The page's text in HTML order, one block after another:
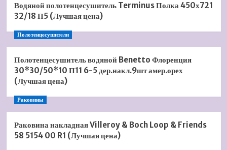
Водяной полотенцесушитель Terminus Полка 450х721
32/18 П5 (Лучшая цена)
Полотенцесушители
Полотенцесушитель водяной Benetto Флоренция
30*30/50*10 П11 6-5 дер.накл.9шт амер.орех
(Лучшая цена)
Раковины
Раковина накладная Villeroy & Boch Loop & Friends
58 5154 00 R1 (Лучшая цена)